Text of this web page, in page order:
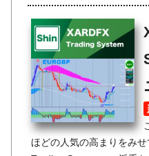
ほどの人気の高まりをみ